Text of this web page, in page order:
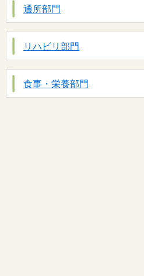
通所部門
リハビリ部門
食事・栄養部門